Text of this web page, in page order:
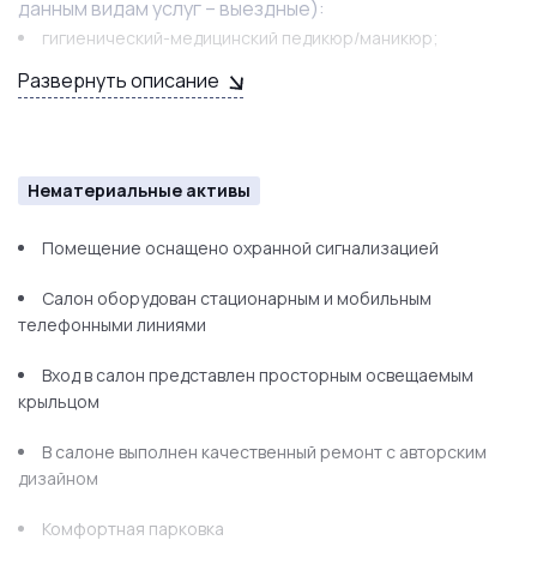
данным видам услуг – выездные):
гигиенический-медицинский педикюр/маникюр;
визаж
перманентный макияж
Кабинеты имеют необходимое оборудование:
Кабинеты с окнами и водой
Развернуть описание
Нематериальные активы
Помещение оснащено охранной сигнализацией
Салон оборудован стационарным и мобильным
телефонными линиями
Вход в салон представлен просторным освещаемым
крыльцом
В салоне выполнен качественный ремонт с авторским
дизайном
Комфортная парковка